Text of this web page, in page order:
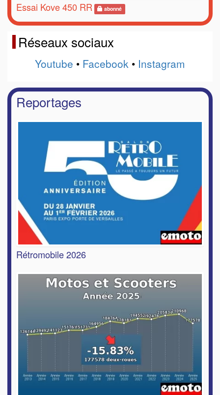
Essai Kove 450 RR abonné
Réseaux sociaux
Youtube • Facebook • Instagram
Reportages
Rétromobile 2026